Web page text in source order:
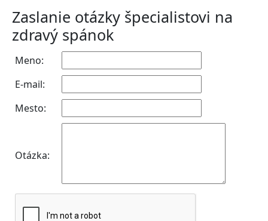
Zaslanie otázky špecialistovi na
zdravý spánok
Meno:
E-mail:
Mesto:
Otázka: